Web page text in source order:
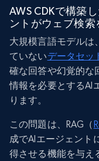
AWS CDKで構築
ントがウェブ検
大規模言語モデルは
ていないデータセッ
確な回答や幻覚的な
情報を必要とするAI
ります。
この問題は、RAG（
成でAIエージェント
得させる機能を与え